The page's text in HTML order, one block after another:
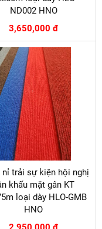
ND002 HNO
3,650,000 đ
nỉ trải sự kiện hội nghị
khấu mặt gân KT
loại dày HLO-GMB
HNO